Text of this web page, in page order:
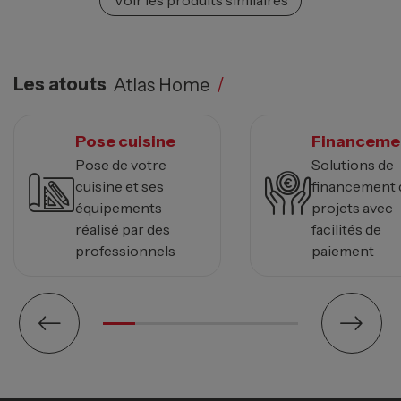
Les atouts Atlas Home /
Pose cuisine
Pose de votre
cuisine et ses
équipements
réalisé par des
professionnels
Solutions de
financement
projets avec
facilités de
paiement